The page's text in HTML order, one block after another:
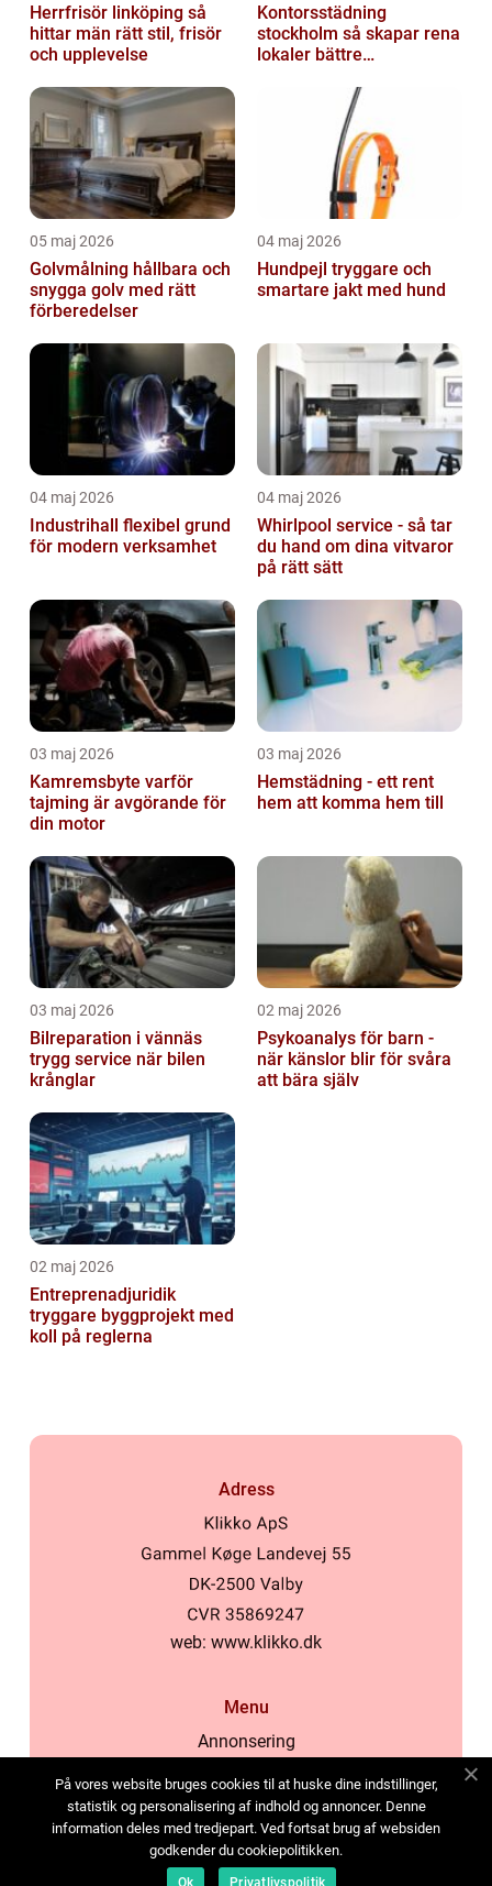
Herrfrisör linköping så
hittar män rätt stil, frisör
och upplevelse
Kontorsstädning
stockholm så skapar rena
lokaler bättre
05 maj 2026
Golvmålning hållbara och
snygga golv med rätt
förberedelser
04 maj 2026
Hundpejl tryggare och
smartare jakt med hund
04 maj 2026
Industrihall flexibel grund
för modern verksamhet
04 maj 2026
Whirlpool service - så tar
du hand om dina vitvaror
på rätt sätt
03 maj 2026
Kamremsbyte varför
tajming är avgörande för
din motor
03 maj 2026
Hemstädning - ett rent
hem att komma hem till
03 maj 2026
Bilreparation i vännäs
trygg service när bilen
krånglar
02 maj 2026
Psykoanalys för barn -
när känslor blir för svåra
att bära själv
02 maj 2026
Entreprenadjuridik
tryggare byggprojekt med
koll på reglerna
Adress
web: www.klikko.dk
Menu
Annonsering
Cookies
Kontakta oss
Sitemap
På vores website bruges cookies til at huske dine indstillinger,
statistik og personalisering af indhold og annoncer. Denne
information deles med tredjepart. Ved fortsat brug af websiden
godkender du cookiepolitikken.
Ok Privatlivspolitik